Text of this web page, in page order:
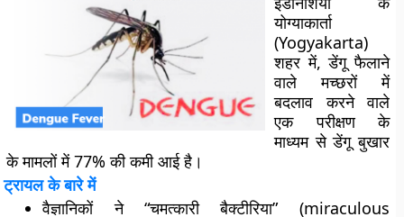
योग्याकार्ता
(Yogyakarta)
शहर में, डेंगू फैलाने
वाले मच्छरों में
बदलाव करने वाले
एक परीक्षण के
माध्यम से डेंगू बुखार
के मामलों में 77% की कमी आई है।
ट्रायल के बारे में
वैज्ञानिकों ने “चमत्कारी बैक्टीरिया” (miraculous